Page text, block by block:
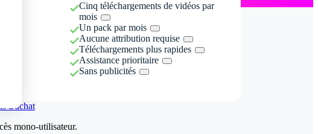
Cinq téléchargements de vidéos par
mois
Un pack par mois
Aucune attribution requise
Téléchargements plus rapides
Assistance prioritaire
Sans publicités
d'achat
mono-utilisateur.